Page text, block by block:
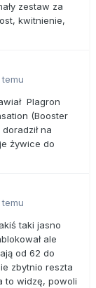
zestaw za
kwitnienie,
Plagron
(Booster
na
żywice do
taki jasno
ale
od 62 do
zbytnio reszta
to widzę, powoli